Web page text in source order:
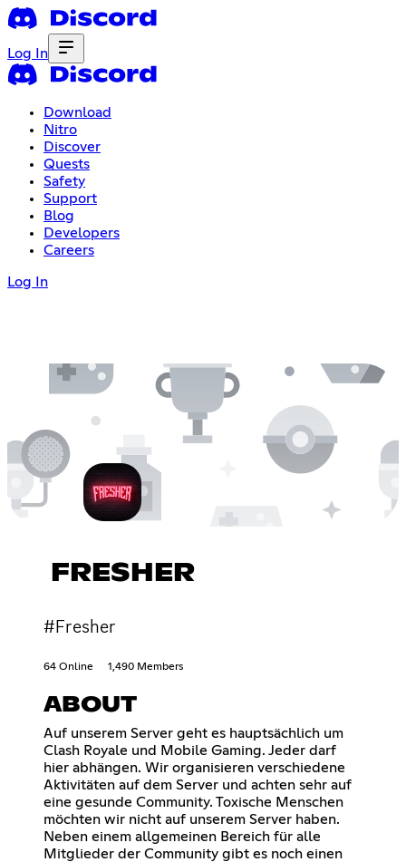
Log In
Download
Nitro
Discover
Quests
Safety
Support
Blog
Developers
Careers
Log In
FRESHER
#Fresher
64 Online 1,490 Members
ABOUT
Auf unserem Server geht es hauptsächlich um
Clash Royale und Mobile Gaming. Jeder darf
hier abhängen. Wir organisieren verschiedene
Aktivitäten auf dem Server und achten sehr auf
eine gesunde Community. Toxische Menschen
möchten wir nicht auf unserem Server haben.
Neben einem allgemeinen Bereich für alle
Mitglieder der Community gibt es noch einen